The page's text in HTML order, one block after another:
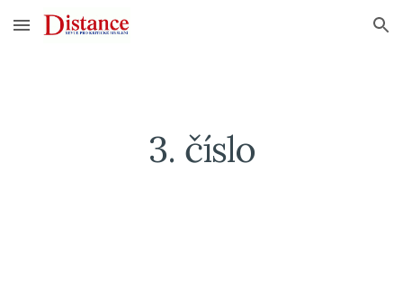
Skip to main content Skip to navigation
3. číslo